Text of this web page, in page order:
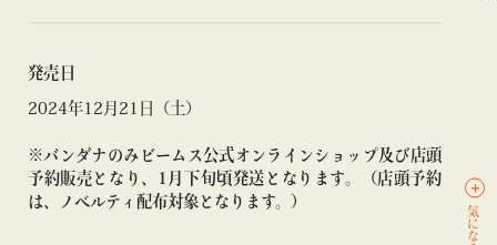
発売日
2024年12月21日（土）
※バンダナのみビームス公式オンラインショップ及び店頭
予約販売となり、1月下旬頃発送となります。（店頭予約
は、ノベルティ配布対象となります。）
気になる